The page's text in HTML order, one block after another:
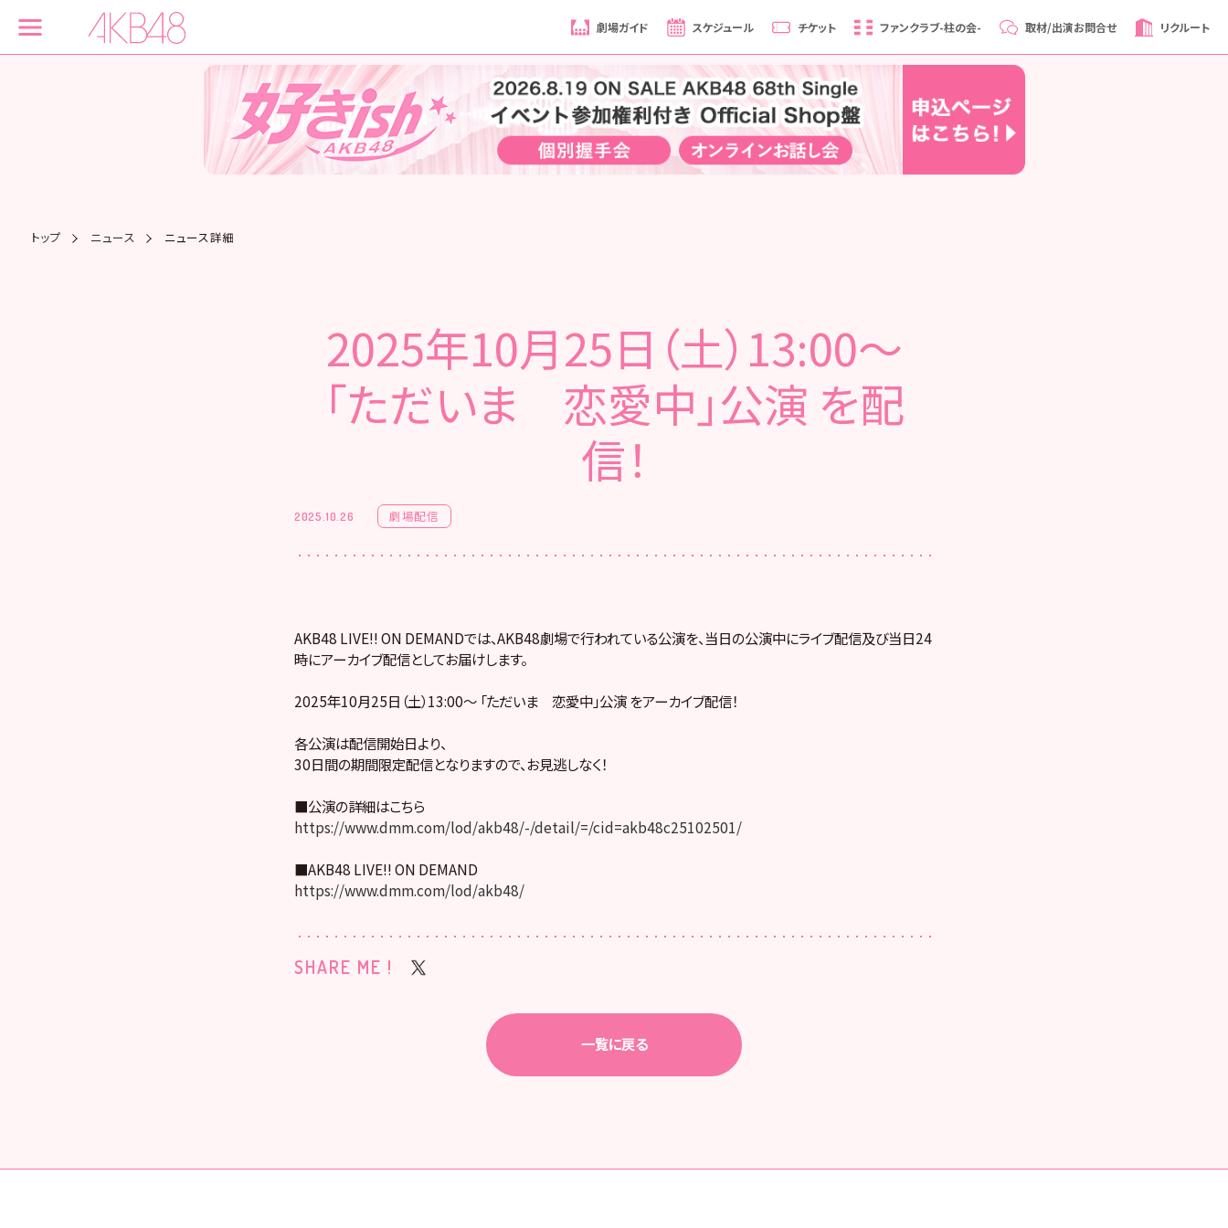
劇場ガイド スケジュール チケット ファンクラブ-柱の会- 取材/出演お問合せ リクルート
トップ ニュース ニュース詳細
2025年10月25日（土）13:00～
「ただいま 恋愛中」公演 を配
信！
2025.10.26 劇場配信
AKB48 LIVE!! ON DEMANDでは、AKB48劇場で行われている公演を、当日の公演中にライブ配信及び当日24
時にアーカイブ配信としてお届けします。
2025年10月25日（土）13:00～ 「ただいま 恋愛中」公演 をアーカイブ配信！
各公演は配信開始日より、
30日間の期間限定配信となりますので、お見逃しなく！
■公演の詳細はこちら
https://www.dmm.com/lod/akb48/-/detail/=/cid=akb48c25102501/
■AKB48 LIVE!! ON DEMAND
https://www.dmm.com/lod/akb48/
SHARE ME !
一覧に戻る